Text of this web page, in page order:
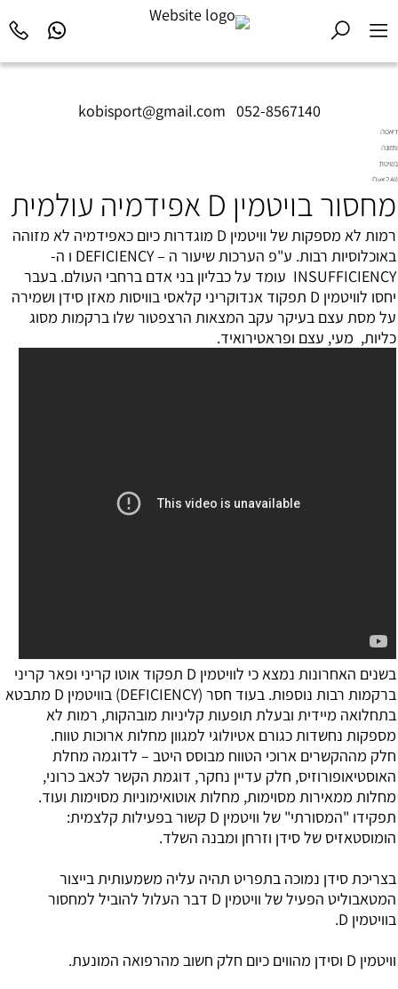
kobisport@gmail.com 052-8567140
דיאטה
ותזונה
בשיטת
Diet2All:
שמאחורי
המושלם.
מחסור בויטמין D אפידמיה עולמית
רמות לא מספקות של וויטמין D
מוגדרות כיום כאפידמיה לא מזוהה
באוכלוסיות רבות. ע"פ הערכות שיעור ה – DEFICIENCY ו ה-
INSUFFICIENCY עומד על כבליון בני אדם ברחבי העולם. בעבר
יחסו לוויטמין D תפקוד אנדוקריני קלאסי בוויסות מאזן סידן ושמירה
על מסת עצם בעיקר עקב המצאות הרצפטור שלו ברקמות מסוג
כליות, מעי, עצם ופראטירואיד.
בשנים האחרונות נמצא כי לוויטמין D תפקוד אוטו קריני ופאר קריני
ברקמות רבות נוספות. בעוד חסר (DEFICIENCY) בוויטמין D מתבטא
בתחלואה מיידית ובעלת תופעות קליניות מובהקות, רמות לא
מספקות נחשדות כגורם אטיולוגי למגוון מחלות ארוכות טווח.
חלק מההקשרים ארוכי הטווח מבוסס היטב – לדוגמה מחלת
האוסטיאופורוזיס, חלק עדיין נחקר, דוגמת הקשר לכאב כרוני,
מחלות ממאירות מסוימות, מחלות אוטואימוניות מסוימות ועוד.
תפקידו "המסורתי" של וויטמין D קשור בפעילות קלצמית:
הומוסטאזיס של סידן וזרחן ומבנה השלד.
בצריכת סידן נמוכה בתפריט תהיה עליה משמעותית בייצור
המטאבוליט הפעיל של וויטמין D דבר העלול להוביל למחסור
בוויטמין D.
וויטמין D וסידן מהווים כיום חלק חשוב מהרפואה המונעת.